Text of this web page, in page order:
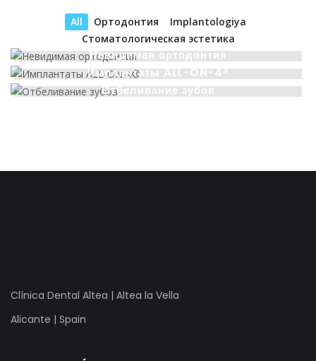
All Ортодонтия
Implantologiya
Стоматологическая эстетика
Невидимая ортодонтия
Ортодонтия
Имплантаты ALL-ON-4®
Implantologiya
Отбеливание зубов
Clínica Dental Altea | Altea la Vella
Alicante | Spain